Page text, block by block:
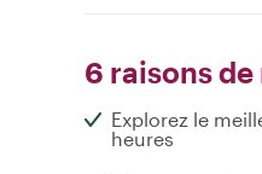
6 raisons de
Explorez le
heures